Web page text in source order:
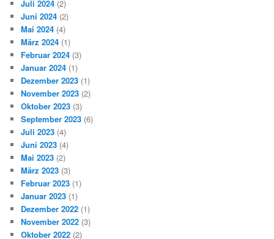
Juli 2024 (2)
Juni 2024 (2)
Mai 2024 (4)
März 2024 (1)
Februar 2024 (3)
Januar 2024 (1)
Dezember 2023 (1)
November 2023 (2)
Oktober 2023 (3)
September 2023 (6)
Juli 2023 (4)
Juni 2023 (4)
Mai 2023 (2)
März 2023 (3)
Februar 2023 (1)
Januar 2023 (1)
Dezember 2022 (1)
November 2022 (3)
Oktober 2022 (2)